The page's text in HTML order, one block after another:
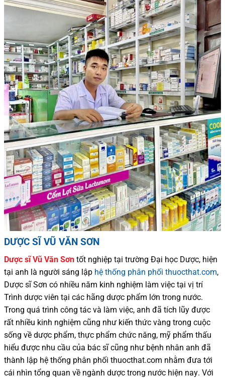
DƯỢC SĨ VŨ VĂN SƠN
Dược sĩVũ Văn Sơn tốt nghiệp tại trường Đại học Dược, hiện
tại anh là người sáng lập hệ thống phân phối thuocthat.com,
Dược sĩSơn có nhiều năm kinh nghiệm làm việc tại vị trí
Trình dược viên tại các hãng dược phẩm lớn trong nước.
Trong quá trình công tác và làm việc, anh đã tích lũy được
rất nhiều kinh nghiệm cũng như kiến thức vàng trong cuộc
sống về dược phẩm, thực phẩm chức năng, mỹ phẩm thấu
hiểu được nhu cầu của bác sĩcũng như bệnh nhân anh đã
thành lập hệ thống phân phối thuocthat.com nhằm đưa tới
cái nhìn tổng quan về ngành dược trong nước hiện nay. Với